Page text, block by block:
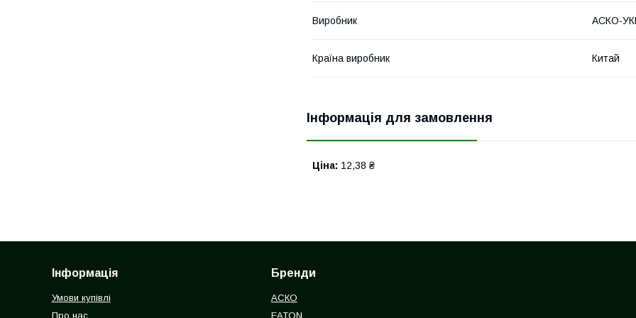
Виробник АСКО-
Країна виробник Китай
Інформація для замовлення
Ціна: 12,38 ₴
Інформація
Умови купівлі
Про нас
Бренди
АСКО
EATON